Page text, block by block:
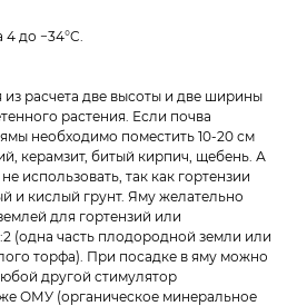
до −34°C.
из расчета две высоты и две ширины
растения. Если почва
необходимо поместить 10-20 см
керамзит, битый кирпич, щебень. А
использовать, так как гортензии
и кислый грунт. Яму желательно
для гортензий или
(одна часть плодородной земли или
торфа). При посадке в яму можно
другой стимулятор
ОМУ (органическое минеральное